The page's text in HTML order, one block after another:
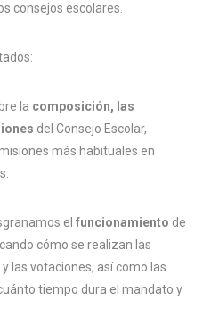
consejos escolares.
la composición, las
del Consejo Escolar,
más habituales en
el funcionamiento de
cómo se realizan las
las votaciones, así como las
tiempo dura el mandato y